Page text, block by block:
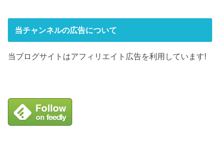
当チャンネルの広告について
当ブログサイトはアフィリエイト広告を利用しています!